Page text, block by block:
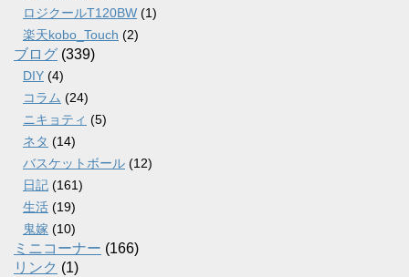
ロジクールT120BW (1)
楽天kobo_Touch (2)
ブログ (339)
DIY (4)
コラム (24)
ニキョティ (5)
ネタ (14)
バスケットボール (12)
日記 (161)
生活 (19)
鬼嫁 (10)
ミニコーナー (166)
リンク (1)